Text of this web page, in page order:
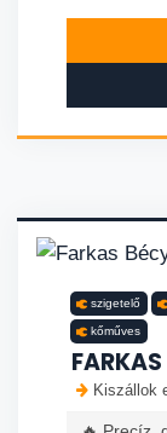
szigetelő
kőműves
Kiszállok